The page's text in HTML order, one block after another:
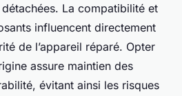
La compatibilité et
influencent directement
de l’appareil réparé. Opter
assure maintien des
évitant ainsi les risques